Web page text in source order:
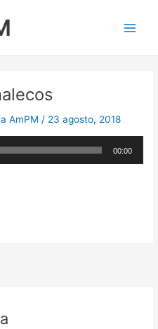
AmPM / 23 agosto, 2018
00:00